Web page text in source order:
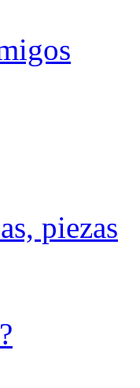
piezas